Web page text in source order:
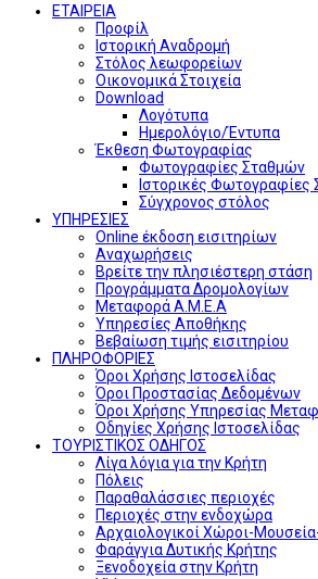
ΕΤΑΙΡΕΙΑ
Προφίλ
Ιστορική Αναδρομή
Στόλος λεωφορείων
Οικονομικά Στοιχεία
Download
Λογότυπα
Ημερολόγιο/Έντυπα
Έκθεση Φωτογραφίας
Φωτογραφίες Σταθμών
Ιστορικές Φωτογραφίες
Σύγχρονος στόλος
ΥΠΗΡΕΣΙΕΣ
Online έκδοση εισιτηρίων
Αναχωρήσεις
Βρείτε την πλησιέστερη στάση
Προγράμματα Δρομολογίων
Μεταφορά Α.Μ.Ε.Α
Υπηρεσίες Αποθήκης
Βεβαίωση τιμής εισιτηρίου
ΠΛΗΡΟΦΟΡΙΕΣ
Όροι Χρήσης Ιστοσελίδας
Όροι Προστασίας Δεδομένων
Όροι Χρήσης Υπηρεσίας
Οδηγίες Χρήσης Ιστοσελίδας
ΤΟΥΡΙΣΤΙΚΟΣ ΟΔΗΓΟΣ
Λίγα λόγια για την Κρήτη
Πόλεις
Παραθαλάσσιες περιοχές
Περιοχές στην ενδοχώρα
Αρχαιολογικοί Χώροι-
Φαράγγια Δυτικής Κρήτης
Ξενοδοχεία στην Κρήτη